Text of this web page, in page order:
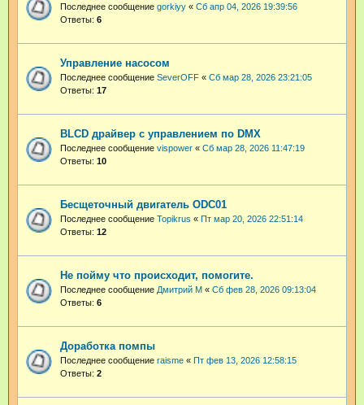
Последнее сообщение gorkiyy « Сб апр 04, 2026 19:39:56
Ответы: 6
Управление насосом
Последнее сообщение SeverOFF « Сб мар 28, 2026 23:21:05
Ответы: 17
BLCD драйвер с управлением по DMX
Последнее сообщение vispower « Сб мар 28, 2026 11:47:19
Ответы: 10
Бесщеточный двигатель ODC01
Последнее сообщение Topikrus « Пт мар 20, 2026 22:51:14
Ответы: 12
Не пойму что происходит, помогите.
Последнее сообщение Дмитрий М « Сб фев 28, 2026 09:13:04
Ответы: 6
Доработка помпы
Последнее сообщение raisme « Пт фев 13, 2026 12:58:15
Ответы: 2